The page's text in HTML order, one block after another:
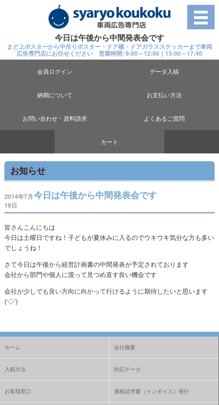
今日は午後から中間発表会です
まど上ポスターから中吊りポスター・ドア横・ドアガラスステッカーまで車両
広告専門店にお任せください 営業時間: 9:00～12:00｜13:00～17:40
会員ログイン データ入稿
納期について お支払い方法
お問い合わせ・資料請求 よくあるご質問
カート
お知らせ
今日は午後から中間発表会です
2014年7月
19日
皆さんこんにちは
今日は土曜日ですね！子どもが夏休みに入るのでウキウキ気分な方も多い
でしょうね！
さて今日は午後から経営計画書の中間発表が予定されております
会社から部門や個人に渡って見つめ直す良い機会です
会社が少しでも良い方向に向かって行けるように期待したいと思います
(‘◇’)ゞ
ホーム 会社概要
入稿方法 対応データ
お客様窓口 適格請求書（インボイス）発行